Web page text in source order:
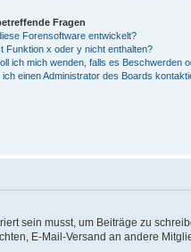
Fragen
Forensoftware entwickelt?
Funktion x oder y nicht enthalten?
ich mich wenden, falls es Beschwerden
ich einen Administrator des Boards
sein musst, um Beiträge zu
E-Mail-Versand an andere